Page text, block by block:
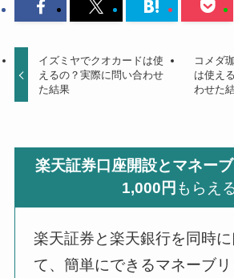
イズミヤでクオカードは使
えるの？実際に問い合わせ
た結果
コメダ
は使え
わせた
楽天証券口座開設とマネー
1,000円 もらえ
楽天証券と楽天銀行を同時
て、簡単にできるマネーブ